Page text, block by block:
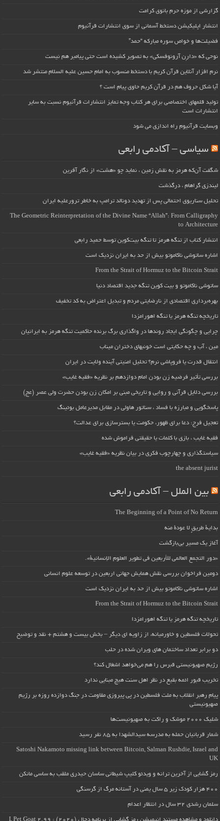
گزارشی از موزه حرم بانوی کرامت
انتشار اپلیکیشن دستخط آسمانی از سوی انتشارات قرآنیوم
فضیلت‌ها و خواص سوره مبارکه “حمد”
نوحی که «دارِن آرونوفسکی» به تصویر کشیده است حتی پیامبر هم نیست
نرم افزار آنلاین قرآن کریم با دستخط منسوب به امام حسین علیه السلام منتشر شد
آیا شکل حروف هم در قرآن کریم حاوی پیام است ؟
تولید قلمهای اختصاصی برای هر کتاب وجه تمایز انتشارات قرآنیوم نسبت به سایر
انتشارات است
وبسایت قرآنیوم راه اندازی می شود
سیاسی – آکادمی رابعی
شگفت آن‌که هرمز به نقش زمین ، نماید چو «هشت» از نگار آفرین
لیندزی گراهام ، درگذشت
تحلیل سناریوی احتمالی پس از تهدید دونالد ترامپ به خاطر ترورعلیه ایران
The Geometric Reinterpretation of the Divine Name “Allah”: From Calligraphy
to Architecture
انتشار کتاب از تنگه هرمز تا تنگه بیت‌کوین توسط حمید رابعی
اشاره ساتوشی ناکاموتو بیش از حد به ایران نزدیک است
From the Strait of Hormuz to the Bitcoin Strait
ساتوشی ناکاموتو و بیت کوین تنگه جدید اقتصاد دنیا
بهره‌برداری اقتصادی از نارضایتی مردم و تبدیل اعتراض به کد تخفیف
تاریخچه تنگه هرمز یا تنگه اهورامزدا
چرایی و چگونگی ایجاد روندها در واگذاری برگ برنده حاکمیت تنگه هرمز به ایرانیان
مین ، آب و چه حکایتی است خونبهای دختران میناب
انتقال قدرت یا فروپاشی نرم؟ تحلیل امنیتی آینده ولایت در ایران
بررسی تأثیر فرضیه زن بودن امام دوازدهم بر نظریه «فقیه غایب»
بررسی دلایل قرآنی و روایی و تاریخی مبنی بر امکان زن بودن حضرت ولی عصر (عج)
پاسخگویی و مبارزه با فساد ، سناتور هاولی در مقابل مدیرعامل بوئینگ
تعجیل فرج: دعا برای ظهور، حکومت یا بسترسازی برای عدالت؟
فقیه غایب ، بازی با کلمات یا حقیقتی فراموش شده
سیاستگذاری و چهارچوب فکری در بیان نظریه «فقیه غایب»
the absent jurist
بین الملل – آکادمی رابعی
The Beginning of a Point of No Return
بداية طريقٍ لا عودة منه
آغاز یک مسیر بی‌بازگشت
«دور التجمع العالمي للأربعين في تطوير العلوم الإنسانية».
دومین فراخوان بررسی نقش همایش جهانی اربعین در توسعه علوم انسانی
اشاره ساتوشی ناکاموتو بیش از حد به ایران نزدیک است
From the Strait of Hormuz to the Bitcoin Strait
تاریخچه تنگه هرمز یا تنگه اهورامزدا
تحولات فلسطین و خاورمیانه، از زاویه ای دیگر – بخش بیست و هشتم + نقد و توضیح
دو برابر تعداد ساختمان های ویران شده در حلب
رژیم صهیونیستی قبرس را هم می‌خواهد اشغال کند؟
تخریب قبور ائمه بقیع در نظر اهل سنت هیچ مبنایی ندارد
پیام رهبر انقلاب به ملت فلسطین در پی پیروزی مقاومت در جنگ دوازده روزه بر رژیم
صهیونیستی
شلیک ۲۰۰۰ موشک و راکت به صهیونیست‌ها
شمار قربانیان حمله به مدرسه سیدالشهدا به ۸۵ نفر رسید
Satoshi Nakamoto missing link between Bitcoin, Salman Rushdie, Israel and
UK
رمز گشایی از آخرین ترانه و ویدئو کلیپ شیطانی ساسان حیدری ملقب به ساسی مانکن
۴۰۰ هزار کودک زیر ۵ سال یمنی در آستانه مرگ از گرسنگی
سلمان رشدی ۳۲ سال در انتظار اعدام